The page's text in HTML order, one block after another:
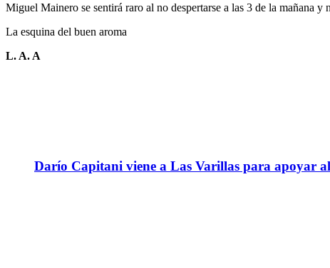
Darío Capitani viene a Las Varillas para apoyar
Miguel Mainero se sentirá raro al no despertarse a las 3 de la mañana
La esquina del buen aroma
L. A. A